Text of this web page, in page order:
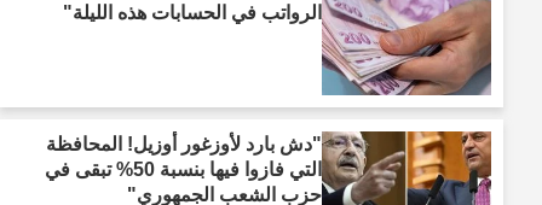
الرواتب في الحسابات هذه الليلة"
"دش بارد لأوزغور أوزيل! المحافظة
التي فازوا فيها بنسبة 50% تبقى في
حزب الشعب الجمهوري"